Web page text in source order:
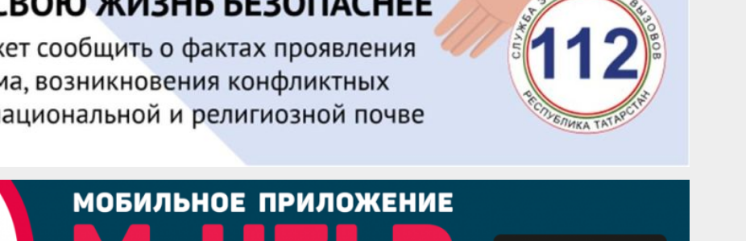
Надежда Рослова
1 сентября
Гали Хасанов
Владислав Тома